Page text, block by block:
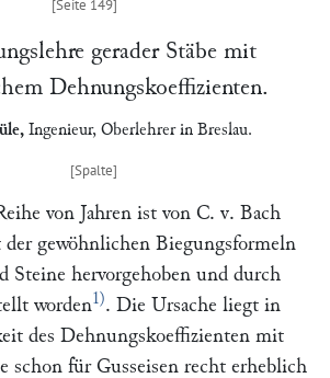
gerader Stäbe mit
Dehnungskoeffizienten.
, Ingenieur, Oberlehrer in Breslau.
von Jahren ist von C. v. Bach
gewöhnlichen Biegungsformeln
Steine hervorgehoben und durch
worden1). Die Ursache liegt in
des Dehnungskoeffizienten mit
schon für Gusseisen recht erheblich